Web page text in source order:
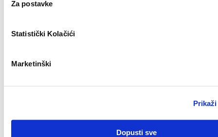
Za postavke
Statistički Kolačići
Marketinški
Dopusti sve
Želim primati obavijesti o novostima, ponudama i